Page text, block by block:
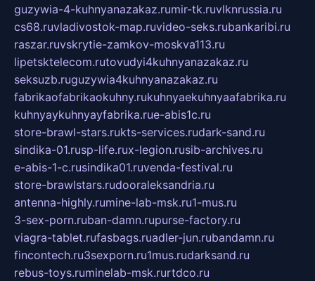
guzywia-4-kuhnyanazakaz.rumir-tk.ruvlknrussia.ru
cs68.ruvladivostok-map.ruvideo-seks.rubankaribi.ru
raszar.ruvskrytie-zamkov-moskva113.ru
lipetsktelecom.rutovudyi4kuhnyanazakaz.ru
seksuzb.ruguzywia4kuhnyanazakaz.ru
fabrikaofabrikaokuhny.rukuhnyaekuhnyaafabrika.ru
kuhnyaykuhnyayfabrika.rue-abis1c.ru
store-brawl-stars.rukts-services.rudark-sand.ru
sindika-01.rusp-life.rux-legion.rusib-archives.ru
e-abis-1-c.rusindika01.ruvenda-festival.ru
store-brawlstars.rudooraleksandria.ru
antenna-highly.rumine-lab-msk.ru1-mus.ru
3-sex-porn.ruban-damn.rupurse-factory.ru
viagra-tablet.rufasbags.ruadler-jun.rubandamn.ru
fincontech.ru3sexporn.ru1mus.rudarksand.ru
rebus-toys.ruminelab-msk.rurtdco.ru